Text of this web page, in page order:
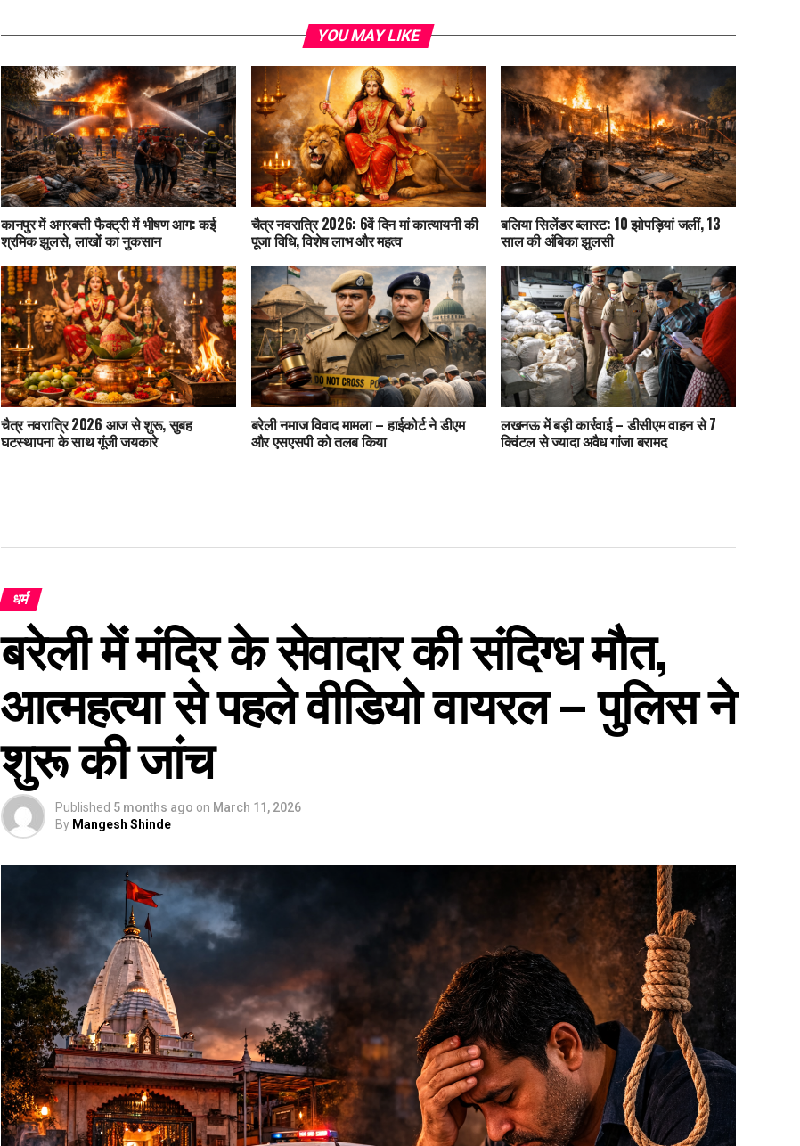
YOU MAY LIKE
कानपुर में अगरबत्ती फैक्ट्री में भीषण आग: कई
श्रमिक झुलसे, लाखों का नुकसान
चैत्र नवरात्रि 2026: 6वें दिन मां कात्यायनी की
पूजा विधि, विशेष लाभ और महत्व
बलिया सिलेंडर ब्लास्ट: 10 झोपड़ियां जलीं, 13
साल की अंबिका झुलसी
चैत्र नवरात्रि 2026 आज से शुरू, सुबह
घटस्थापना के साथ गूंजी जयकारे
बरेली नमाज विवाद मामला – हाईकोर्ट ने डीएम
और एसएसपी को तलब किया
लखनऊ में बड़ी कार्रवाई – डीसीएम वाहन से 7
क्विंटल से ज्यादा अवैध गांजा बरामद
धर्म
बरेली में मंदिर के सेवादार की संदिग्ध मौत,
आत्महत्या से पहले वीडियो वायरल – पुलिस ने
शुरू की जांच
Published 5 months ago on March 11, 2026
By Mangesh Shinde